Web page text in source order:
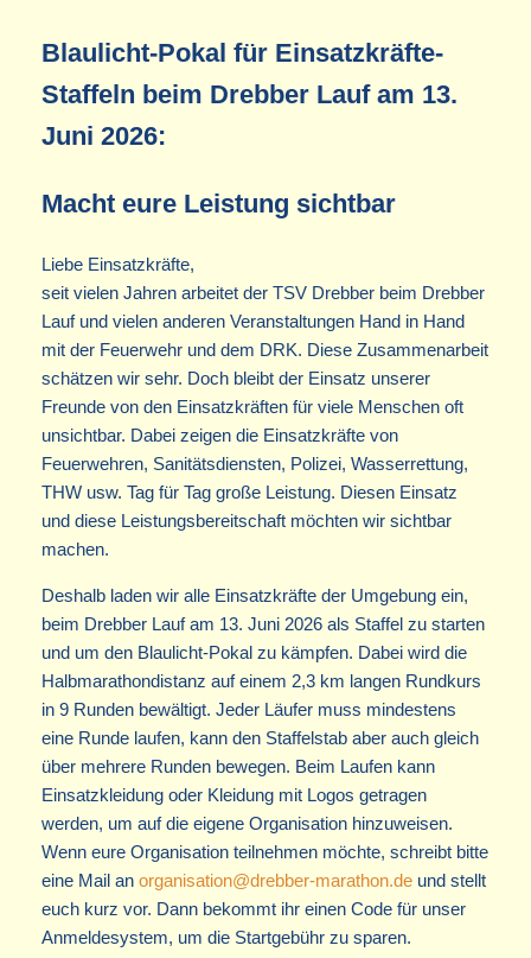
Blaulicht-Pokal für Einsatzkräfte-
Staffeln beim Drebber Lauf am 13.
Juni 2026:
Macht eure Leistung sichtbar
Liebe Einsatzkräfte,
seit vielen Jahren arbeitet der TSV Drebber beim Drebber
Lauf und vielen anderen Veranstaltungen Hand in Hand
mit der Feuerwehr und dem DRK. Diese Zusammenarbeit
schätzen wir sehr. Doch bleibt der Einsatz unserer
Freunde von den Einsatzkräften für viele Menschen oft
unsichtbar. Dabei zeigen die Einsatzkräfte von
Feuerwehren, Sanitätsdiensten, Polizei, Wasserrettung,
THW usw. Tag für Tag große Leistung. Diesen Einsatz
und diese Leistungsbereitschaft möchten wir sichtbar
machen.
Deshalb laden wir alle Einsatzkräfte der Umgebung ein,
beim Drebber Lauf am 13. Juni 2026 als Staffel zu starten
und um den Blaulicht-Pokal zu kämpfen. Dabei wird die
Halbmarathondistanz auf einem 2,3 km langen Rundkurs
in 9 Runden bewältigt. Jeder Läufer muss mindestens
eine Runde laufen, kann den Staffelstab aber auch gleich
über mehrere Runden bewegen. Beim Laufen kann
Einsatzkleidung oder Kleidung mit Logos getragen
werden, um auf die eigene Organisation hinzuweisen.
Wenn eure Organisation teilnehmen möchte, schreibt bitte
eine Mail an organisation@drebber-marathon.de und stellt
euch kurz vor. Dann bekommt ihr einen Code für unser
Anmeldesystem, um die Startgebühr zu sparen.